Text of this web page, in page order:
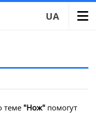
UA
теме "Нож" помогут